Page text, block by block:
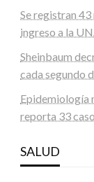
Se registran
ingreso a la
Sheinbaum
cada segundo
Epidemiología
reporta 33
SALUD